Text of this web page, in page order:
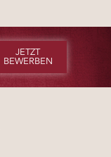
JETZT
BEWERBEN